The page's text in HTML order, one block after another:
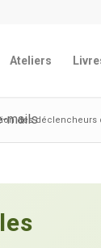
Ateliers
mails
des